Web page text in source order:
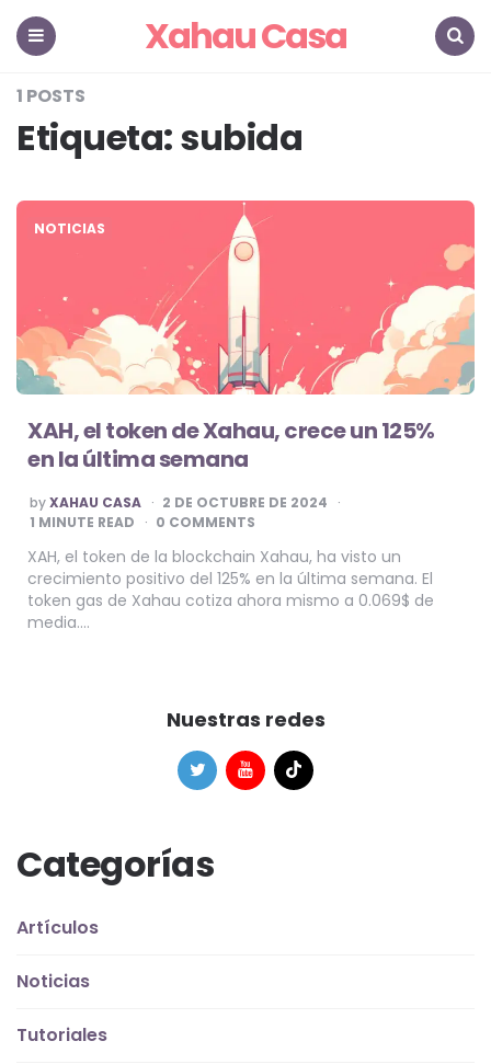
Xahau Casa
1 POSTS
Etiqueta:subida
NOTICIAS
XAH, el token de Xahau, crece un 125%
en la última semana
POSTED
BY
byXAHAU CASA
2 DE OCTUBRE DE 2024
1 MINUTE READ 0 COMMENTS
XAH, el token de la blockchain Xahau, ha visto un
crecimiento positivo del 125% en la última semana. El
token gas de Xahau cotiza ahora mismo a 0.069$ de
media….
Nuestras redes
Categorías
Artículos
Noticias
Tutoriales